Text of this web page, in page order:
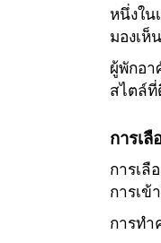
หนึ่งใน
มองเห็
ผู้พักอา
สไตล์ที่
การเ
การเลื
การเข้
การทำ